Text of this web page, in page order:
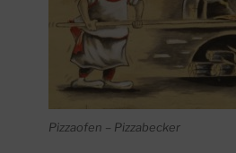
Pizzaofen – Pizzabecker